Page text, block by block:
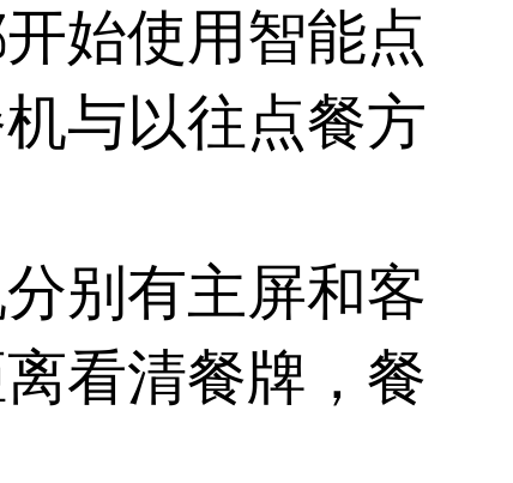
始使用智能点
与以往点餐方
别有主屏和客
看清餐牌，餐